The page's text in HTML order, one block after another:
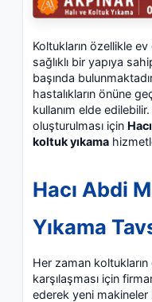
Koltukların özellikle ev
sağlıklı bir yapıya
başında
hastalıkların önüne
kullanım elde
oluşturulması için
koltuk yıkama
Hacı Abdi
Yıkama
Her zaman
karşılaşması için
ederek yeni